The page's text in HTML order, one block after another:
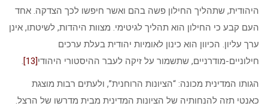
היהודית, שתהליך החילון פשה בהם ואשר חיפשו לכך הצדקה. אחד
העם קבע כי החילון הוא תהליך לגיטימי. מצוות היהדות, לשיטתו, אינן
ערך עליון. הכיוון הוא כינון לאומיות יהודית בעלת ערכים
חילוניים-מודרניים, שתשמור על זיקה לעבר ההיסטורי היהודי[13]
.
הגותו המדינית מכונה: “הציונות הרוחנית”, ולעתים רבות מוצגת
כאנטי תזה להנחותיה של הציונות המדינית מבית מדרשו של הרצל.